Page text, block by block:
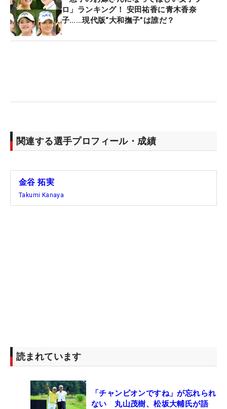
ロ」ランキング！ 安田祐香に青木香奈
子……現代版“大和撫子”は誰だ？
関連する選手プロフィール・成績
金谷 拓実
Takumi Kanaya
読まれています
「チャンピオンですね」が忘れられ
ない 丸山茂樹、松坂大輔氏が語